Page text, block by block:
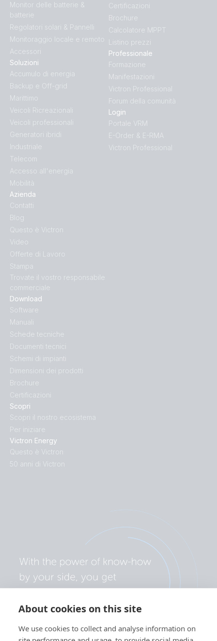
About cookies on this site
We use cookies to collect and analyse information on
Monitor delle batterie &
batterie
Regolatori solari & Pannelli
Monitoraggio locale e remoto
Accessori
Scopri
Scopri il nostro ecosistema
Per iniziare
Victron Energy
Questo è Victron
50 anni di Victron
Download
Software
Manuali
Schede tecniche
Documenti tecnici
Schemi di impianti
Dimensioni dei prodotti
Brochure
Certificazioni
Soluzioni
Accumulo di energia
Backup e Off-grid
Marittimo
Veicoli Ricreazionali
Veicoli professionali
Generatori ibridi
Industriale
Telecom
Accesso all'energia
Mobilità
Azienda
Contatti
Blog
Questo è Victron
Video
Offerte di Lavoro
Stampa
Trovate il vostro responsabile
commerciale
Certificazioni
Brochure
Calcolatore MPPT
Listino prezzi
Professionale
Formazione
Manifestazioni
Victron Professional
Forum della comunità
Login
Portale VRM
E-Order & E-RMA
Victron Professional